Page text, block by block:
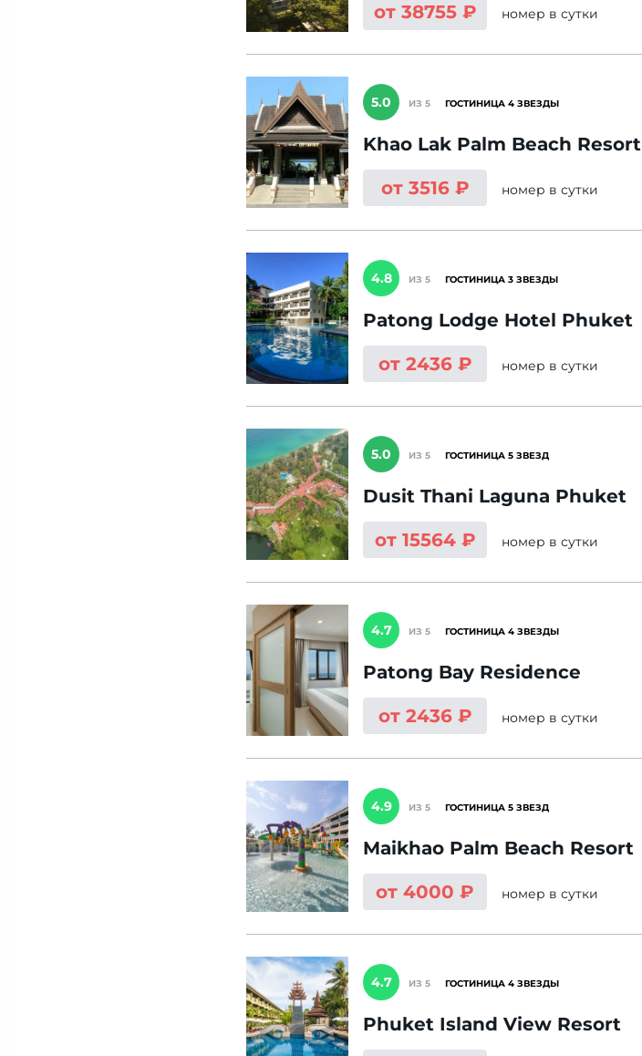
от 38755 ₽
номер в сутки
5.0 ИЗ 5 ГОСТИНИЦА 4 ЗВЕЗДЫ
Khao Lak Palm Beach Resort
от 3516 ₽
номер в сутки
4.8 ИЗ 5 ГОСТИНИЦА 3 ЗВЕЗДЫ
Patong Lodge Hotel Phuket
от 2436 ₽
номер в сутки
5.0 ИЗ 5 ГОСТИНИЦА 5 ЗВЕЗД
Dusit Thani Laguna Phuket
от 15564 ₽
номер в сутки
4.7 ИЗ 5 ГОСТИНИЦА 4 ЗВЕЗДЫ
Patong Bay Residence
от 2436 ₽
номер в сутки
4.9 ИЗ 5 ГОСТИНИЦА 5 ЗВЕЗД
Maikhao Palm Beach Resort
от 4000 ₽
номер в сутки
4.7 ИЗ 5 ГОСТИНИЦА 4 ЗВЕЗДЫ
Phuket Island View Resort